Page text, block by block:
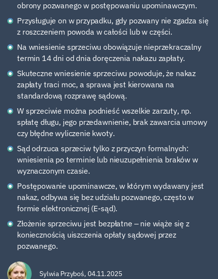
obrony pozwanego w postępowaniu upominawczym.
Przysługuje on w przypadku, gdy pozwany nie zgadza się
z roszczeniem powoda w całości lub w części.
Na wniesienie sprzeciwu obowiązuje nieprzekraczalny
termin 14 dni od dnia doręczenia nakazu zapłaty.
Skuteczne wniesienie sprzeciwu powoduje, że nakaz
zapłaty traci moc, a sprawa jest kierowana na
standardową rozprawę sądową.
W sprzeciwie można podnieść wszelkie zarzuty, np.
spłatę długu, jego przedawnienie, brak zawarcia umowy
czy błędne wyliczenie kwoty.
Sąd odrzuca sprzeciw tylko z przyczyn formalnych:
wniesienia po terminie lub nieuzupełnienia braków w
wyznaczonym czasie.
Postępowanie upominawcze, w którym wydawany jest
nakaz, odbywa się bez udziału pozwanego, często w
formie elektronicznej (E-sąd).
Złożenie sprzeciwu jest bezpłatne – nie wiąże się z
koniecznością uiszczenia opłaty sądowej przez
pozwanego.
Sylwia Przyboś, 04.11.2025